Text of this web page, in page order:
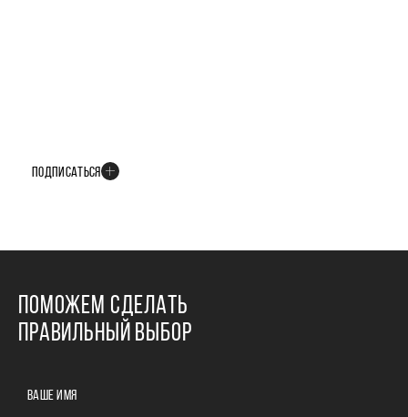
ПОДПИСАТЬСЯ
ПОМОЖЕМ СДЕЛАТЬ
ПРАВИЛЬНЫЙ ВЫБОР
ВАШЕ ИМЯ